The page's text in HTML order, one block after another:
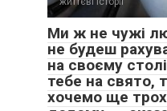
Ми ж не чужі
не будеш
на своєму
тебе на свято,
хочемо ще